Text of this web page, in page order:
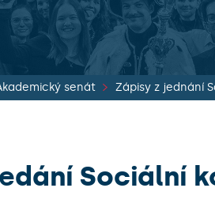
senát
Sociální